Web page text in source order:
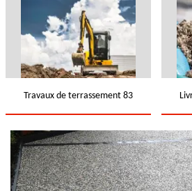
Travaux de terrassement 83